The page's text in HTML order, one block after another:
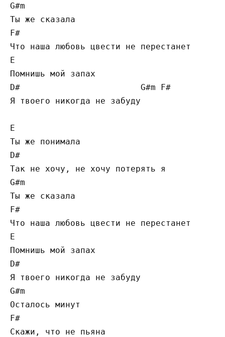
G#m
Ты же сказала
F#
Что наша любовь цвести не перестанет
E
Помнишь мой запах
D#                        G#m F#
Я твоего никогда не забуду
E
Ты же понимала
D#
Так не хочу, не хочу потерять я
G#m
Ты же сказала
F#
Что наша любовь цвести не перестанет
E
Помнишь мой запах
D#
Я твоего никогда не забуду
G#m
Осталось минут
F#
Скажи, что не пьяна